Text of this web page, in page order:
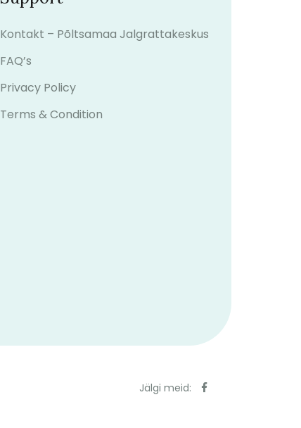
Kontakt – Põltsamaa Jalgrattakeskus
FAQ’s
Privacy Policy
Terms & Condition
Jälgi meid: